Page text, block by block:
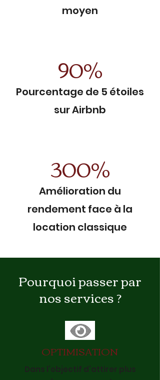
moyen
90%
Pourcentage de 5 étoiles
sur Airbnb
300%
Amélioration du
rendement face à la
location classique
Pourquoi passer par
nos services ?
OPTIMISATION
Dans l’objectif d’attirer plus